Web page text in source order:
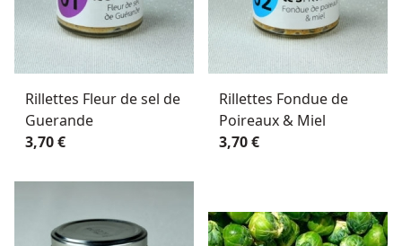
Rillettes Fleur de sel de
Guerande
3,70 €
Rillettes Fondue de
Poireaux & Miel
3,70 €